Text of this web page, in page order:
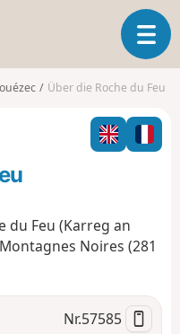
T
o
g
l
n
a
o
n
Über die Roche du Feu
du Feu (Karreg an
Noires (281
Nr.57585